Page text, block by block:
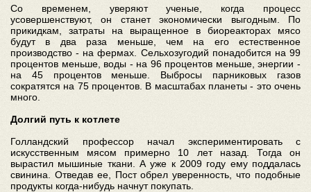
Со временем, уверяют ученые, когда процесс
усовершенствуют, он станет экономически выгодным. По
прикидкам, затраты на выращенное в биореакторах мясо
будут в два раза меньше, чем на его естественное
производство - на фермах. Сельхозугодий понадобится на 99
процентов меньше, воды - на 96 процентов меньше, энергии -
на 45 процентов меньше. Выбросы парниковых газов
сократятся на 75 процентов. В масштабах планеты - это очень
много.
Долгий путь к котлете
Голландский профессор начал экспериментировать с
искусственным мясом примерно 10 лет назад. Тогда он
вырастил мышиные ткани. А уже к 2009 году ему поддалась
свинина. Отведав ее, Пост обрел уверенность, что подобные
продукты когда-нибудь начнут покупать.